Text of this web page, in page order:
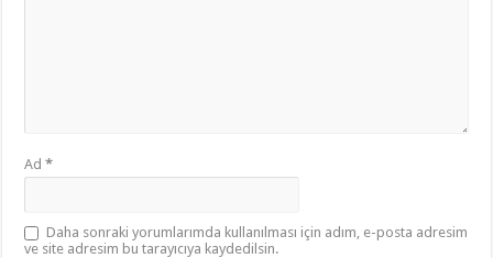
Ad*
Daha sonraki yorumlarımda kullanılması için adım, e-posta adresim
ve site adresim bu tarayıcıya kaydedilsin.